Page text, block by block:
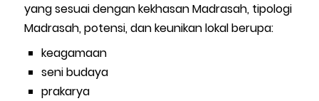
yang sesuai dengan kekhasan Madrasah, tipologi
Madrasah, potensi, dan keunikan lokal berupa:
keagamaan
seni budaya
prakarya